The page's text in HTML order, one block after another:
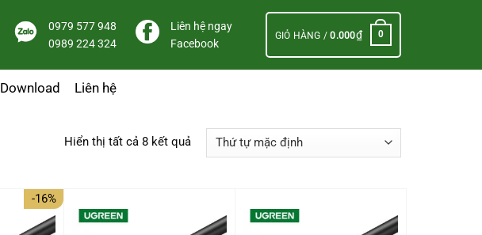
0979 577 948
0989 224 324
Liên hệ ngay
Facebook
GIỎ HÀNG /0.000₫ 0
Download Liên hệ
Hiển thị tất cả 8 kết quả
-16%